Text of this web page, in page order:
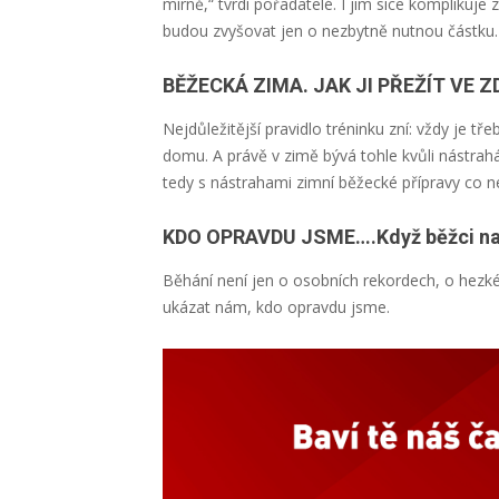
mírně,“ tvrdí pořadatelé. I jim sice komplikuje
budou zvyšovat jen o nezbytně nutnou částku.
BĚŽECKÁ ZIMA. JAK JI PŘEŽÍT VE
Nejdůležitější pravidlo tréninku zní: vždy je
domu. A právě v zimě bývá tohle kvůli
tedy s nástrahami zimní běžecké přípravy co
KDO OPRAVDU JSME….Když běžci
Běhání není jen o osobních rekordech, o
ukázat nám, kdo opravdu jsme.